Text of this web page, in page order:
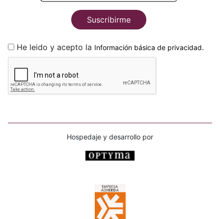
Suscribirme
He leido y acepto la Información básica de privacidad.
Hospedaje y desarrollo por